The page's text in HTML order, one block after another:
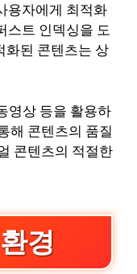
용자에게 최적화
스트 인덱싱을 도
화된 콘텐츠는 상
영상 등을 활용하
해 콘텐츠의 품질
콘텐츠의 적절한
경